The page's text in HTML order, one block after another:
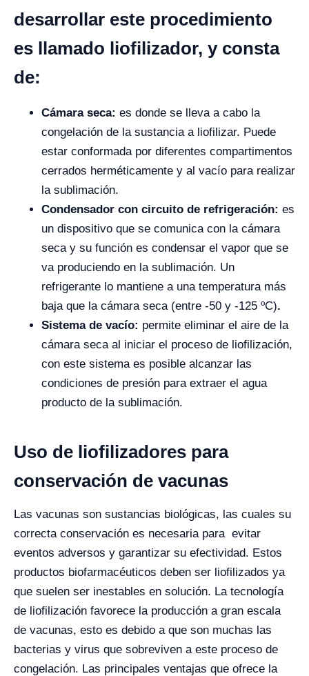
desarrollar este procedimiento
es llamado liofilizador, y consta
de:
Cámara seca: es donde se lleva a cabo la
congelación de la sustancia a liofilizar. Puede
estar conformada por diferentes compartimentos
cerrados herméticamente y al vacío para realizar
la sublimación.
Condensador con circuito de refrigeración: es
un dispositivo que se comunica con la cámara
seca y su función es condensar el vapor que se
va produciendo en la sublimación. Un
refrigerante lo mantiene a una temperatura más
baja que la cámara seca (entre -50 y -125 ºC).
Sistema de vacío: permite eliminar el aire de la
cámara seca al iniciar el proceso de liofilización,
con este sistema es posible alcanzar las
condiciones de presión para extraer el agua
producto de la sublimación.
Uso de liofilizadores para
conservación de vacunas
Las vacunas son sustancias biológicas, las cuales su
correcta conservación es necesaria para evitar
eventos adversos y garantizar su efectividad. Estos
productos biofarmacéuticos deben ser liofilizados ya
que suelen ser inestables en solución. La tecnología
de liofilización favorece la producción a gran escala
de vacunas, esto es debido a que son muchas las
bacterias y virus que sobreviven a este proceso de
congelación. Las principales ventajas que ofrece la